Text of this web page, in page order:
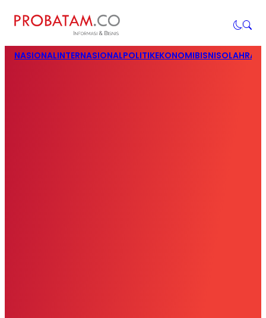
NASIONALINTERNASIONALPOLITIKEKONOMIBISNIS